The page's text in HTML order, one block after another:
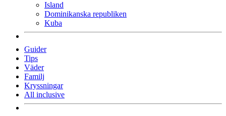
Island
Dominikanska republiken
Kuba
Guider
Tips
Väder
Familj
Kryssningar
All inclusive